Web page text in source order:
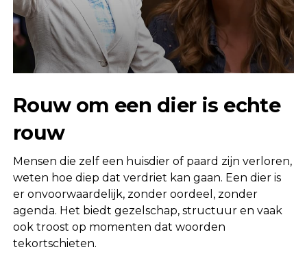
Rouw om een dier is echte
rouw
Mensen die zelf een huisdier of paard zijn verloren,
weten hoe diep dat verdriet kan gaan. Een dier is
er onvoorwaardelijk, zonder oordeel, zonder
agenda. Het biedt gezelschap, structuur en vaak
ook troost op momenten dat woorden
tekortschieten.